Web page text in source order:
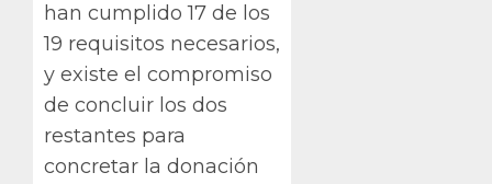
han cumplido 17 de los
19 requisitos necesarios,
y existe el compromiso
de concluir los dos
restantes para
concretar la donación